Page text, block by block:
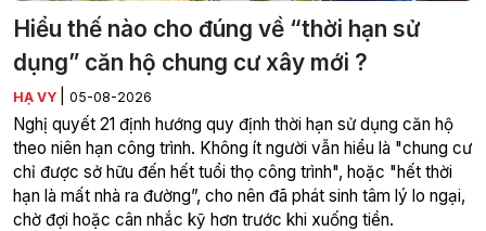
Hiểu thế nào cho đúng về “thời hạn sử
dụng” căn hộ chung cư xây mới ?
HẠ VY 05-08-2026
Nghị quyết 21 định hướng quy định thời hạn sử dụng căn hộ
theo niên hạn công trình. Không ít người vẫn hiểu là "chung cư
chỉ được sở hữu đến hết tuổi thọ công trình", hoặc "hết thời
hạn là mất nhà ra đường”, cho nên đã phát sinh tâm lý lo ngại,
chờ đợi hoặc cân nhắc kỹ hơn trước khi xuống tiền.